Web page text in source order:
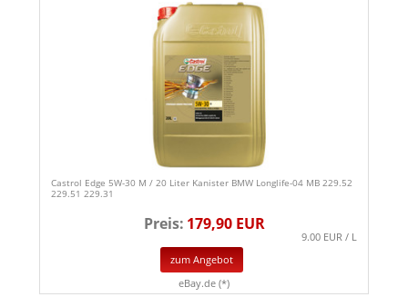
Castrol Edge 5W-30 M / 20 Liter Kanister BMW Longlife-04 MB 229.52
229.51 229.31
Preis: 179,90 EUR
9.00 EUR / L
zum Angebot
eBay.de (*)